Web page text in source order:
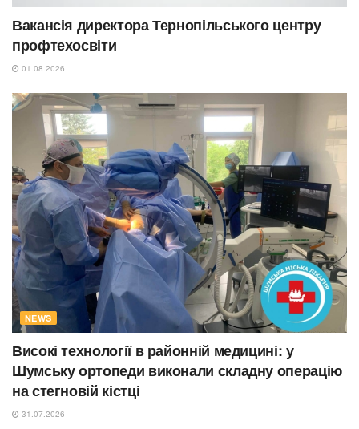
Вакансія директора Тернопільського центру
профтехосвіти
01.08.2026
NEWS
Високі технології в районній медицині: у
Шумську ортопеди виконали складну операцію
на стегновій кістці
31.07.2026